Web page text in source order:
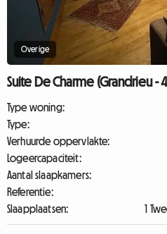
Overige
Suite De Charme (Grandrieu -
Type woning:
Type:
Verhuurde oppervlakte:
Logeercapaciteit:
Aantal slaapkamers:
Referentie:
Slaapplaatsen:
1